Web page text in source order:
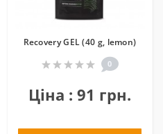
Recovery GEL (40 g, lemon)
0
Ціна : 91 грн.